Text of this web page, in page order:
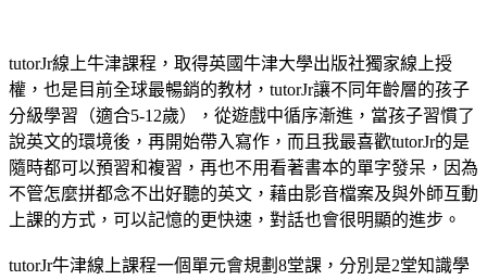
tutorJr線上牛津課程，取得英國牛津大學出版社獨家線上授
權，也是目前全球最暢銷的教材，tutorJr讓不同年齡層的孩子
分級學習（適合5-12歲），從遊戲中循序漸進，當孩子習慣了
說英文的環境後，再開始帶入寫作，而且我最喜歡tutorJr的是
隨時都可以預習和複習，再也不用看著書本的單字發呆，因為
不管怎麼拼都念不出好聽的英文，藉由影音檔案及與外師互動
上課的方式，可以記憶的更快速，對話也會很明顯的進步。
tutorJr牛津線上課程一個單元會規劃8堂課，分別是2堂知識學